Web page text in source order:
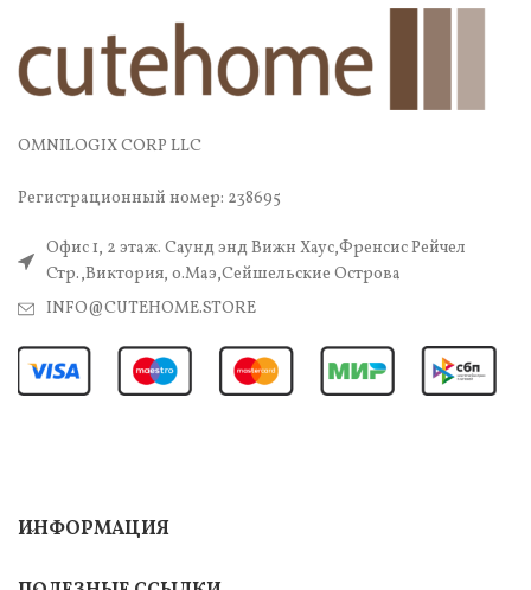
OMNILOGIX CORP LLC
Регистрационный номер: 238695
Офис 1, 2 этаж. Саунд энд Вижн Хаус,Френсис Рейчел
Стр.,Виктория, о.Маэ,Сейшельские Острова
INFO@CUTEHOME.STORE
ИНФОРМАЦИЯ